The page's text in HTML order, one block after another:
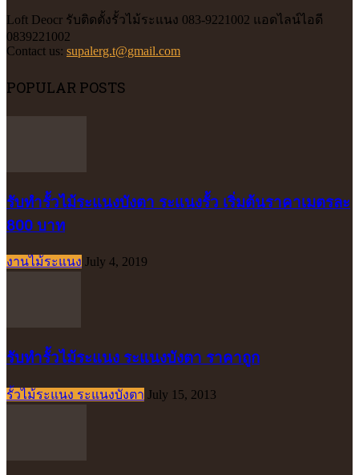
Loft Deocr รับติดตั้งรั้วไม้ระแนง 083-9221002 แอดไลน์ไอดี
0839221002
Contact us: supalerg.t@gmail.com
POPULAR POSTS
รับทำรั้วไม้ระแนงบังตา ระแนงรั้ว เริ่มต้นราคาเมตรละ
800 บาท
งานไม้ระแนง July 4, 2019
รับทำรั้วไม้ระแนง ระแนงบังตา ราคาถูก
รั้วไม้ระแนง ระแนงบังตา July 15, 2013